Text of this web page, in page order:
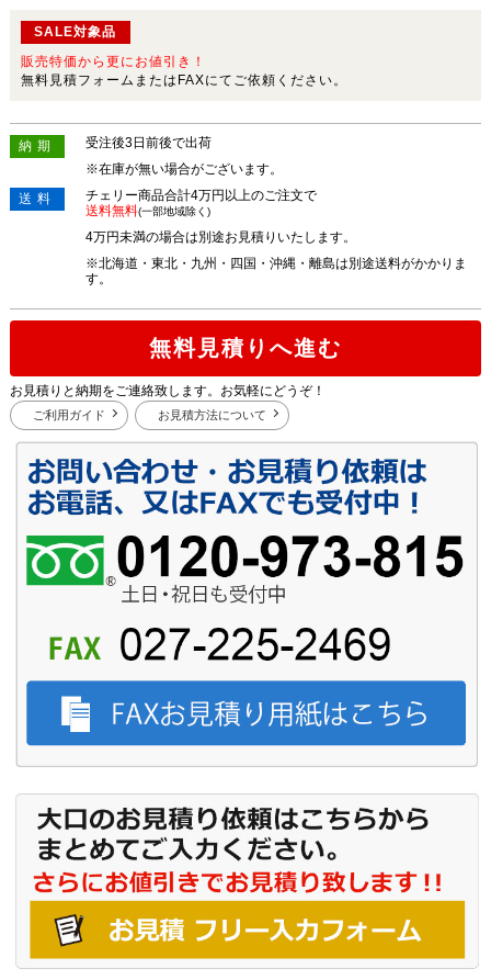
SALE対象品
販売特価から更にお値引き！
無料見積フォームまたはFAXにてご依頼ください。
納期
受注後3日前後で出荷
※在庫が無い場合がございます。
送料
チェリー商品合計4万円以上のご注文で
送料無料(一部地域除く)
4万円未満の場合は別途お見積りいたします。
※北海道・東北・九州・四国・沖縄・離島は別途送料がかかりま
す。
無料見積りへ進む
お見積りと納期をご連絡致します。お気軽にどうぞ！
ご利用ガイド お見積方法について